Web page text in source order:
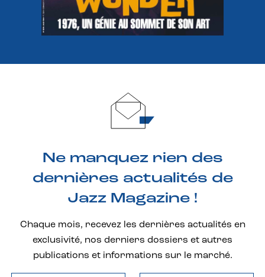
Ne manquez rien des
dernières actualités de
Jazz Magazine !
Chaque mois, recevez les dernières actualités en
exclusivité, nos derniers dossiers et autres
publications et informations sur le marché.